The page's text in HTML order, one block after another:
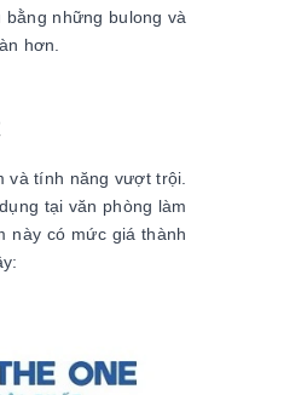
những bulong và
hơn.
và tính năng vượt trội.
tại văn phòng làm
này có mức giá thành